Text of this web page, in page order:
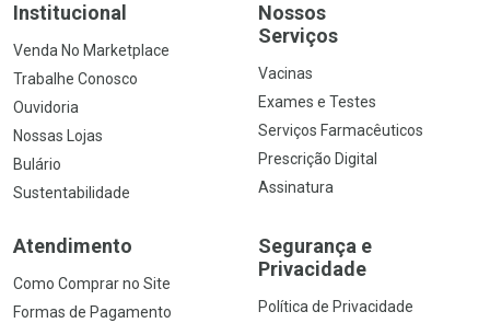
Institucional
Venda No Marketplace
Trabalhe Conosco
Ouvidoria
Nossas Lojas
Bulário
Sustentabilidade
Nossos
Serviços
Vacinas
Exames e Testes
Serviços Farmacêuticos
Prescrição Digital
Assinatura
Atendimento
Como Comprar no Site
Formas de Pagamento
Segurança e
Privacidade
Política de Privacidade